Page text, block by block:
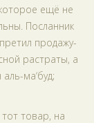
ещё не
Посланник
продажу-
растраты, а
ма‘буд;
товар, на